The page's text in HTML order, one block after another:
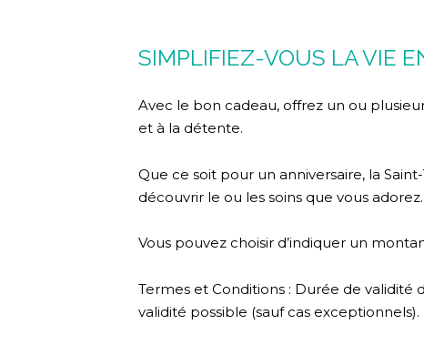
SIMPLIFIEZ-VOUS LA VIE
Avec le bon cadeau, offrez un ou
et à la détente.
Que ce soit pour un anniversaire, la
découvrir le ou les soins que vous adorez.
Vous pouvez choisir d’indiquer un
Termes et Conditions : Durée de validité
validité possible (sauf cas